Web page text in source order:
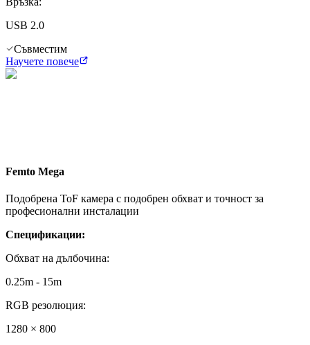
USB 2.0
Съвместим
Научете повече
Femto Mega
Подобрена ToF камера с подобрен обхват и точност за
професионални инсталации
Спецификации:
Обхват на дълбочина:
0.25m - 15m
RGB резолюция:
1280 × 800